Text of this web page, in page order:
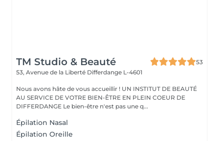
TM Studio & Beauté
53
53, Avenue de la Liberté Differdange L-4601
Nous avons hâte de vous accueillir ! UN INSTITUT DE BEAUTÉ
AU SERVICE DE VOTRE BIEN-ÊTRE EN PLEIN COEUR DE
DIFFERDANGE Le bien-être n'est pas une q...
Épilation Nasal
Épilation Oreille